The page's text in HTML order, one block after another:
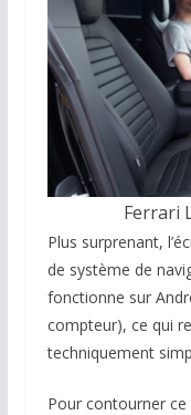
Ferrari
Plus surprenant,
de système de
fonctionne sur
compteur), ce qui
techniquement
Pour contourner